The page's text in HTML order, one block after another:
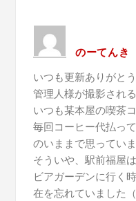
のーてんき
いつも更新ありがと
管理人様が撮影され
いつも某本屋の喫茶
毎回コーヒー代払っ
のいままで思っていま
そういや、駅前福屋
ビアガーデンに行く
在を忘れていました（